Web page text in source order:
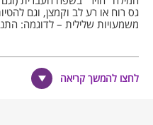
גס רוח או רע לב וקמצן, וגם
משמעויות שלילית – לדוגמה:
הערות שוליים
לחצו להמשך קריאה